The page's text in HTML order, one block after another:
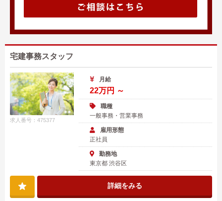
宅建事務スタッフ
求人番号：475377
月給
22万円 ～
職種
一般事務・営業事務
雇用形態
正社員
勤務地
東京都 渋谷区
詳細をみる